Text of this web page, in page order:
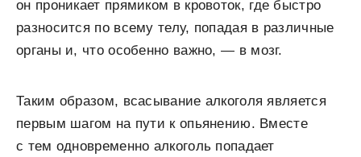
он проникает прямиком в кровоток, где быстро
разносится по всему телу, попадая в различные
органы и, что особенно важно, — в мозг.
Таким образом, всасывание алкоголя является
первым шагом на пути к опьянению. Вместе
с тем одновременно алкоголь попадает